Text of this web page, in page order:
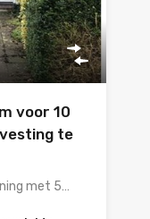
voor 10
te
met 5…